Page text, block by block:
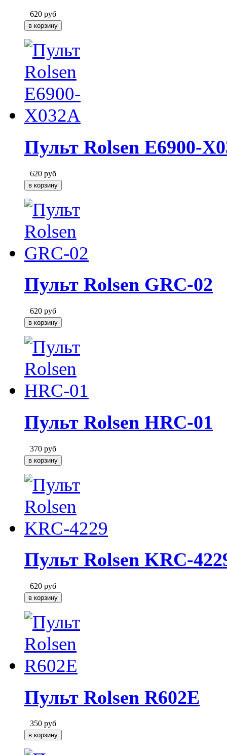
620 руб
Пульт Rolsen E6900-
620 руб
Пульт Rolsen GRC-02
620 руб
Пульт Rolsen HRC-01
370 руб
Пульт Rolsen KRC-
620 руб
Пульт Rolsen R602E
350 руб